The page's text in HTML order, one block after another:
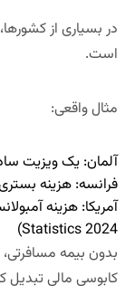
در بسیاری از
است.
مثال واقعی:
آلمان: یک ویزیت
فرانسه: هزینه بستری
آمریکا: هزینه
Statistics 2024)
بدون بیمه
کابوسی مالی تبدیل